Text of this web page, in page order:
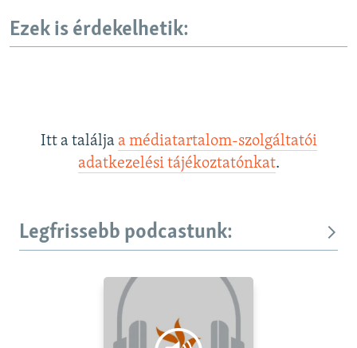
Ezek is érdekelhetik:
Itt a találja a médiatartalom-szolgáltatói
adatkezelési tájékoztatónkat.
Legfrissebb podcastunk: